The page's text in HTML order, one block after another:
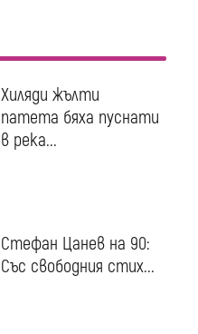
Хиляди жълти
патета бяха пуснати
в река...
Стефан Цанев на 90:
Със свободния стих...